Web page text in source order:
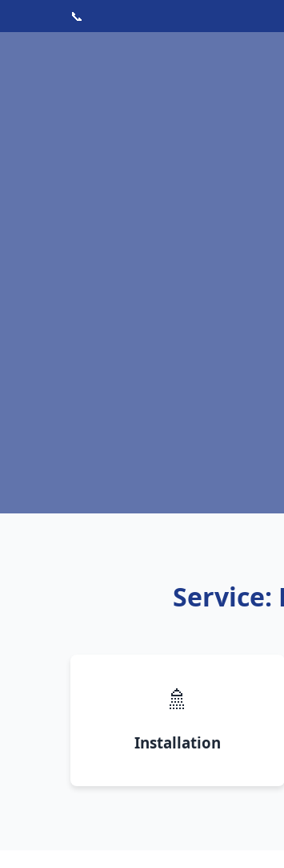
📞
Service:
🚿
Installation